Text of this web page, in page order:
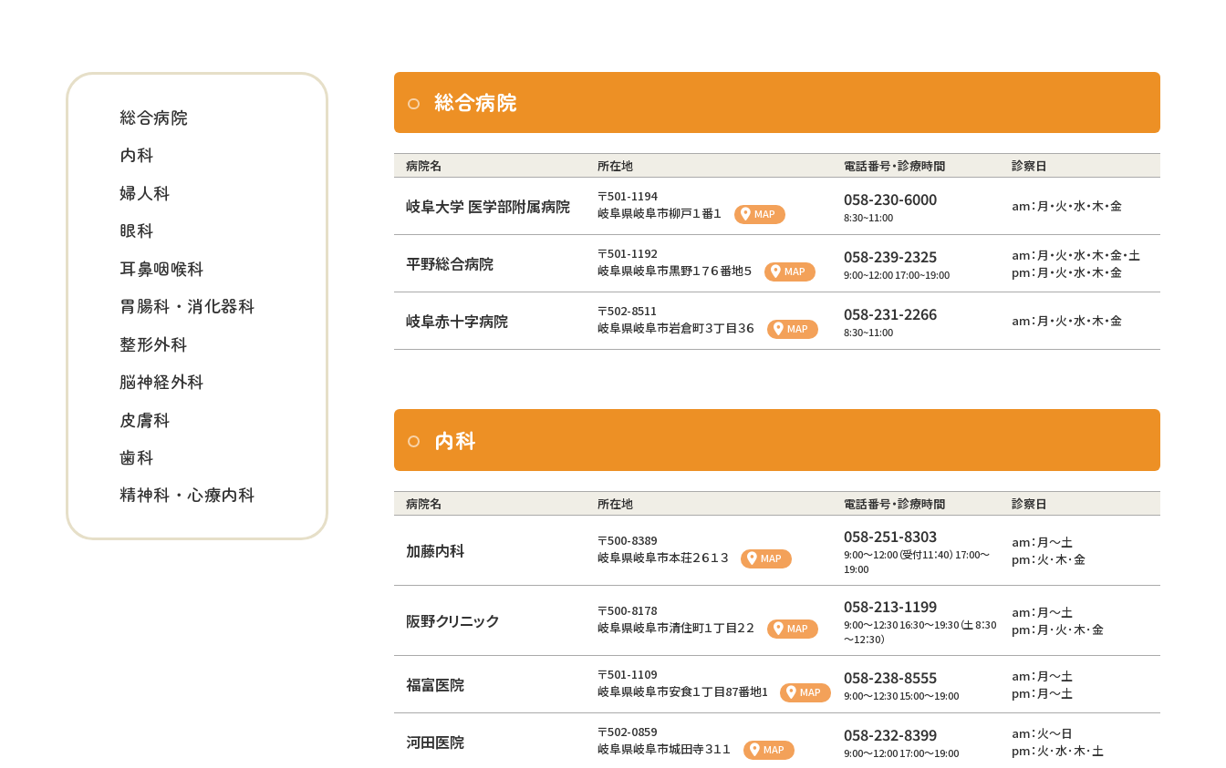
総合病院
内科
婦人科
眼科
耳鼻咽喉科
胃腸科・消化器科
整形外科
脳神経外科
皮膚科
歯科
精神科・心療内科
総合病院
病院名 所在地 電話番号・診療時間 診察日
岐阜大学 医学部附属病院
〒501-1194
岐阜県岐阜市柳戸１番１
MAP
058-230-6000
8:30~11:00
am：月・火・水・木・金
平野総合病院
〒501-1192
岐阜県岐阜市黒野１７６番地５
MAP
058-239-2325
9:00~12:00 17:00~19:00
am：月・火・水・木・金・土
pm：月・火・水・木・金
岐阜赤十字病院
〒502-8511
岐阜県岐阜市岩倉町３丁目３６
MAP
058-231-2266
8:30~11:00
am：月・火・水・木・金
内科
病院名 所在地 電話番号・診療時間 診察日
加藤内科
〒500-8389
岐阜県岐阜市本荘２６１３
MAP
058-251-8303
9:00～12:00（受付11：40） 17:00～
19:00
am：月～土
pm：火･木･金
阪野クリニック
〒500-8178
岐阜県岐阜市清住町１丁目２２
MAP
058-213-1199
9:00～12:30 16:30～19:30（土 8：30
～12：30）
am：月～土
pm：月･火･木･金
福富医院
〒501-1109
岐阜県岐阜市安食１丁目87番地1
MAP
058-238-8555
9:00～12:30 15:00～19:00
am：月～土
pm：月～土
河田医院
〒502-0859
岐阜県岐阜市城田寺３１１
MAP
058-232-8399
9:00～12:00 17:00～19:00
am：火～日
pm：火･水･木･土